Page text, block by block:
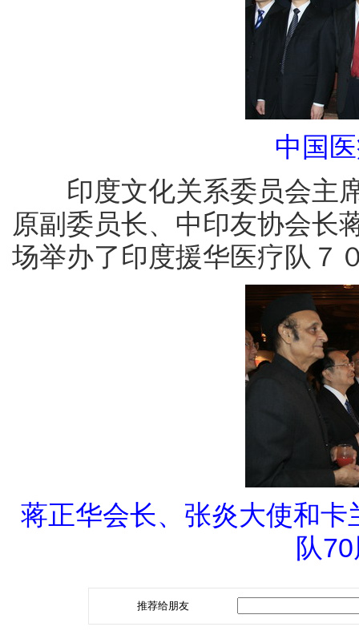
中国
印度文化关系委员会主
原副委员长、中印友协会长
场举办了印度援华医疗队７
蒋正华会长、张炎大使和卡
队
推荐给朋友